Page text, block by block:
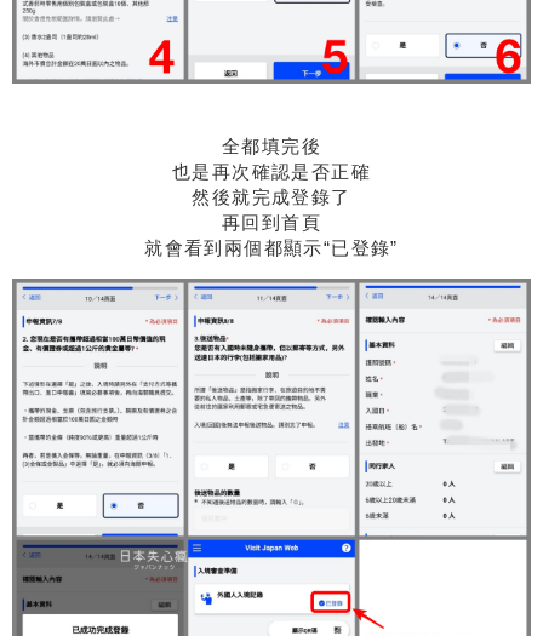
全都填完後
也是再次確認是否正確
然後就完成登錄了
再回到首頁
就會看到兩個都顯示“已登錄”